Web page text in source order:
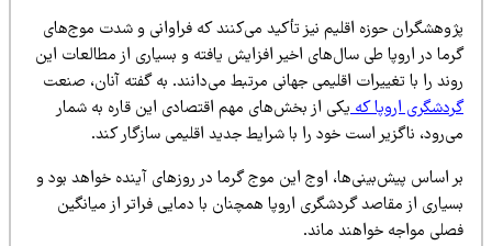
حوزه اقلیم نیز تأکید می‌کنند که فراوانی و شدت موج‌های
در اروپا طی سال‌های اخیر افزایش یافته و بسیاری از مطالعات این
را با تغییرات اقلیمی جهانی مرتبط می‌دانند. به گفته آنان، صنعت
اروپا کهیکی از بخش‌های مهم اقتصادی این قاره به شمار
ناگزیر است خود را با شرایط جدید اقلیمی سازگار کند.
اساس پیش‌بینی‌ها، اوج این موج گرما در روزهای آینده خواهد بود و
از مقاصد گردشگری اروپا همچنان با دمایی فراتر از میانگین
مواجه خواهند ماند.